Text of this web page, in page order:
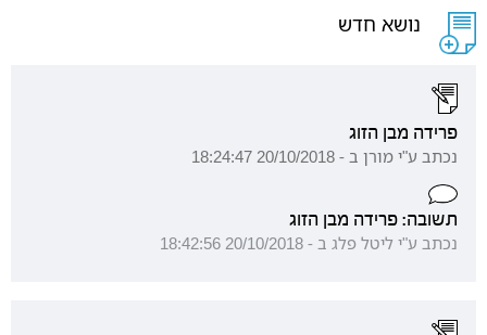
נושא חדש
פרידה מבן הזוג
נכתב ע"י מורן ב - 20/10/2018 18:24:47
תשובה: פרידה מבן הזוג
נכתב ע"י ליטל פלג ב - 20/10/2018 18:42:56